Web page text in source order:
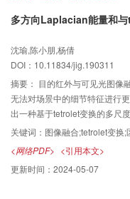
当前10种多目标跟踪算法进行
都有减少，其中在Town-
杂场景中稳定有效地实现多目
性可判别外观学习对遮挡产生
多方向Laplacian能量和
沈瑜,陈小朋,杨倩
DOI：10.11834/jig.190311
摘要： 目的红外与可见光图像
无法对场景中的细节特征进行
出一种基于tetrolet变换的多尺
可见光图像映射到tetrolet变换
后，对低频系数，将区域能量
变性和区域像素的相关性，自
用改进的多方向拉普拉斯算子
阈值设定高频系数融合规则。
关键词： 图像融合;tetrolet变换
<网络PDF> <引用本文>
更新时间： 2024-05-07